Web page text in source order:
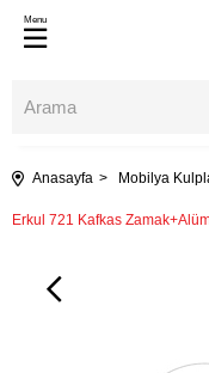
Menu
Anasayfa Mobilya
Erkul 721 Kafkas